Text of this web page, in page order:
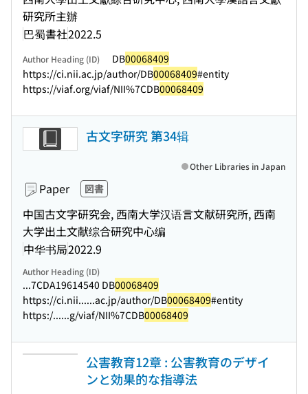
研究所主辦
巴蜀書社2022.5
Author Heading (ID) DB00068409
https://ci.nii.ac.jp/author/DB00068409#entity
https://viaf.org/viaf/NII%7CDB00068409
古文字研究 第34辑
Paper 図書
中国古文字研究会, 西南大学汉语言文献研究所, 西南
大学出土文献综合研究中心编
中华书局2022.9
Other Libraries in Japan
Author Heading (ID)
...7CDA19614540 DB00068409
https://ci.nii......ac.jp/author/DB00068409#entity
https:/......g/viaf/NII%7CDB00068409
公害教育12章 : 公害教育のデザイ
ンと効果的な指導法